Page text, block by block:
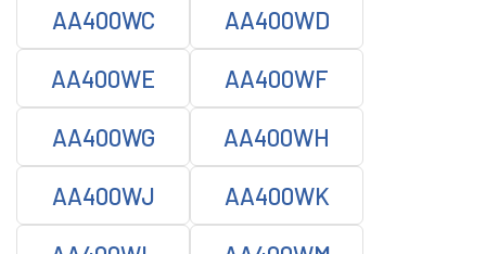
AA400WC AA400WD
AA400WE AA400WF
AA400WG AA400WH
AA400WJ AA400WK